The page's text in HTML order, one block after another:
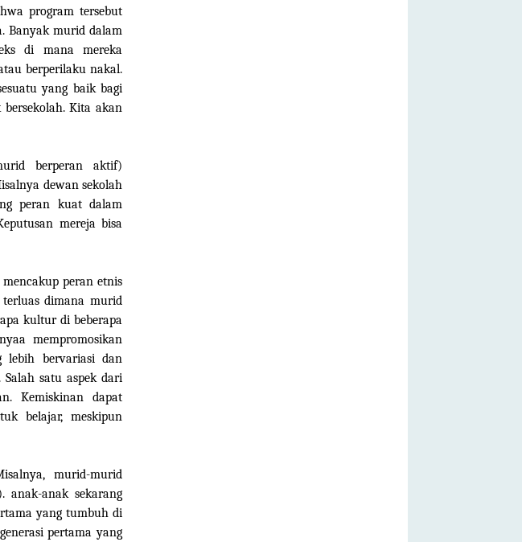
program tersebut
Banyak murid dalam
di mana mereka
berperilaku nakal.
yang baik bagi
Kita akan
berperan aktif)
dewan sekolah
peran kuat dalam
mereja bisa
peran etnis
dimana murid
kultur di beberapa
mempromosikan
lebih bervariasi dan
Salah satu aspek dari
Kemiskinan dapat
belajar, meskipun
murid-murid
anak-anak sekarang
yang tumbuh di
pertama yang